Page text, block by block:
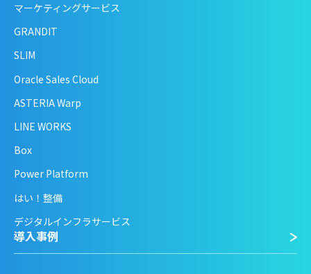
マーケティングサービス
GRANDIT
SLIM
Oracle Sales Cloud
ASTERIA Warp
LINE WORKS
Box
Power Platform
はい！整備
デジタルインフラサービス
導入事例